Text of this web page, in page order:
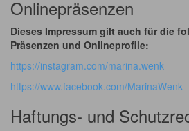
Onlinepräsenzen
Dieses Impressum gilt auch für die
Präsenzen und Onlineprofile:
https://instagram.com/marina.wenk
https://www.facebook.com/MarinaWenk
Haftungs- und